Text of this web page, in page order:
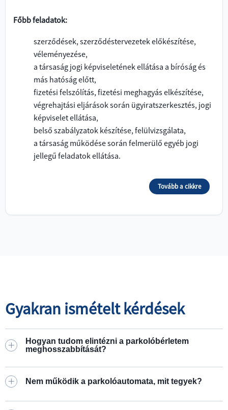
Főbb feladatok:
szerződések, szerződéstervezetek előkészítése,
véleményezése,
a társaság jogi képviseletének ellátása a bíróság és
más hatóság előtt,
fizetési felszólítás, fizetési meghagyás elkészítése,
végrehajtási eljárások során ügyiratszerkesztés, jogi
képviselet ellátása,
belső szabályzatok készítése, felülvizsgálata,
a társaság működése során felmerülő egyéb jogi
jellegű feladatok ellátása.
Tovább a cikkre
Gyakran ismételt kérdések
Hogyan tudom elintézni a parkolóbérletem
meghosszabbítását?
Nem működik a parkolóautomata, mit tegyek?